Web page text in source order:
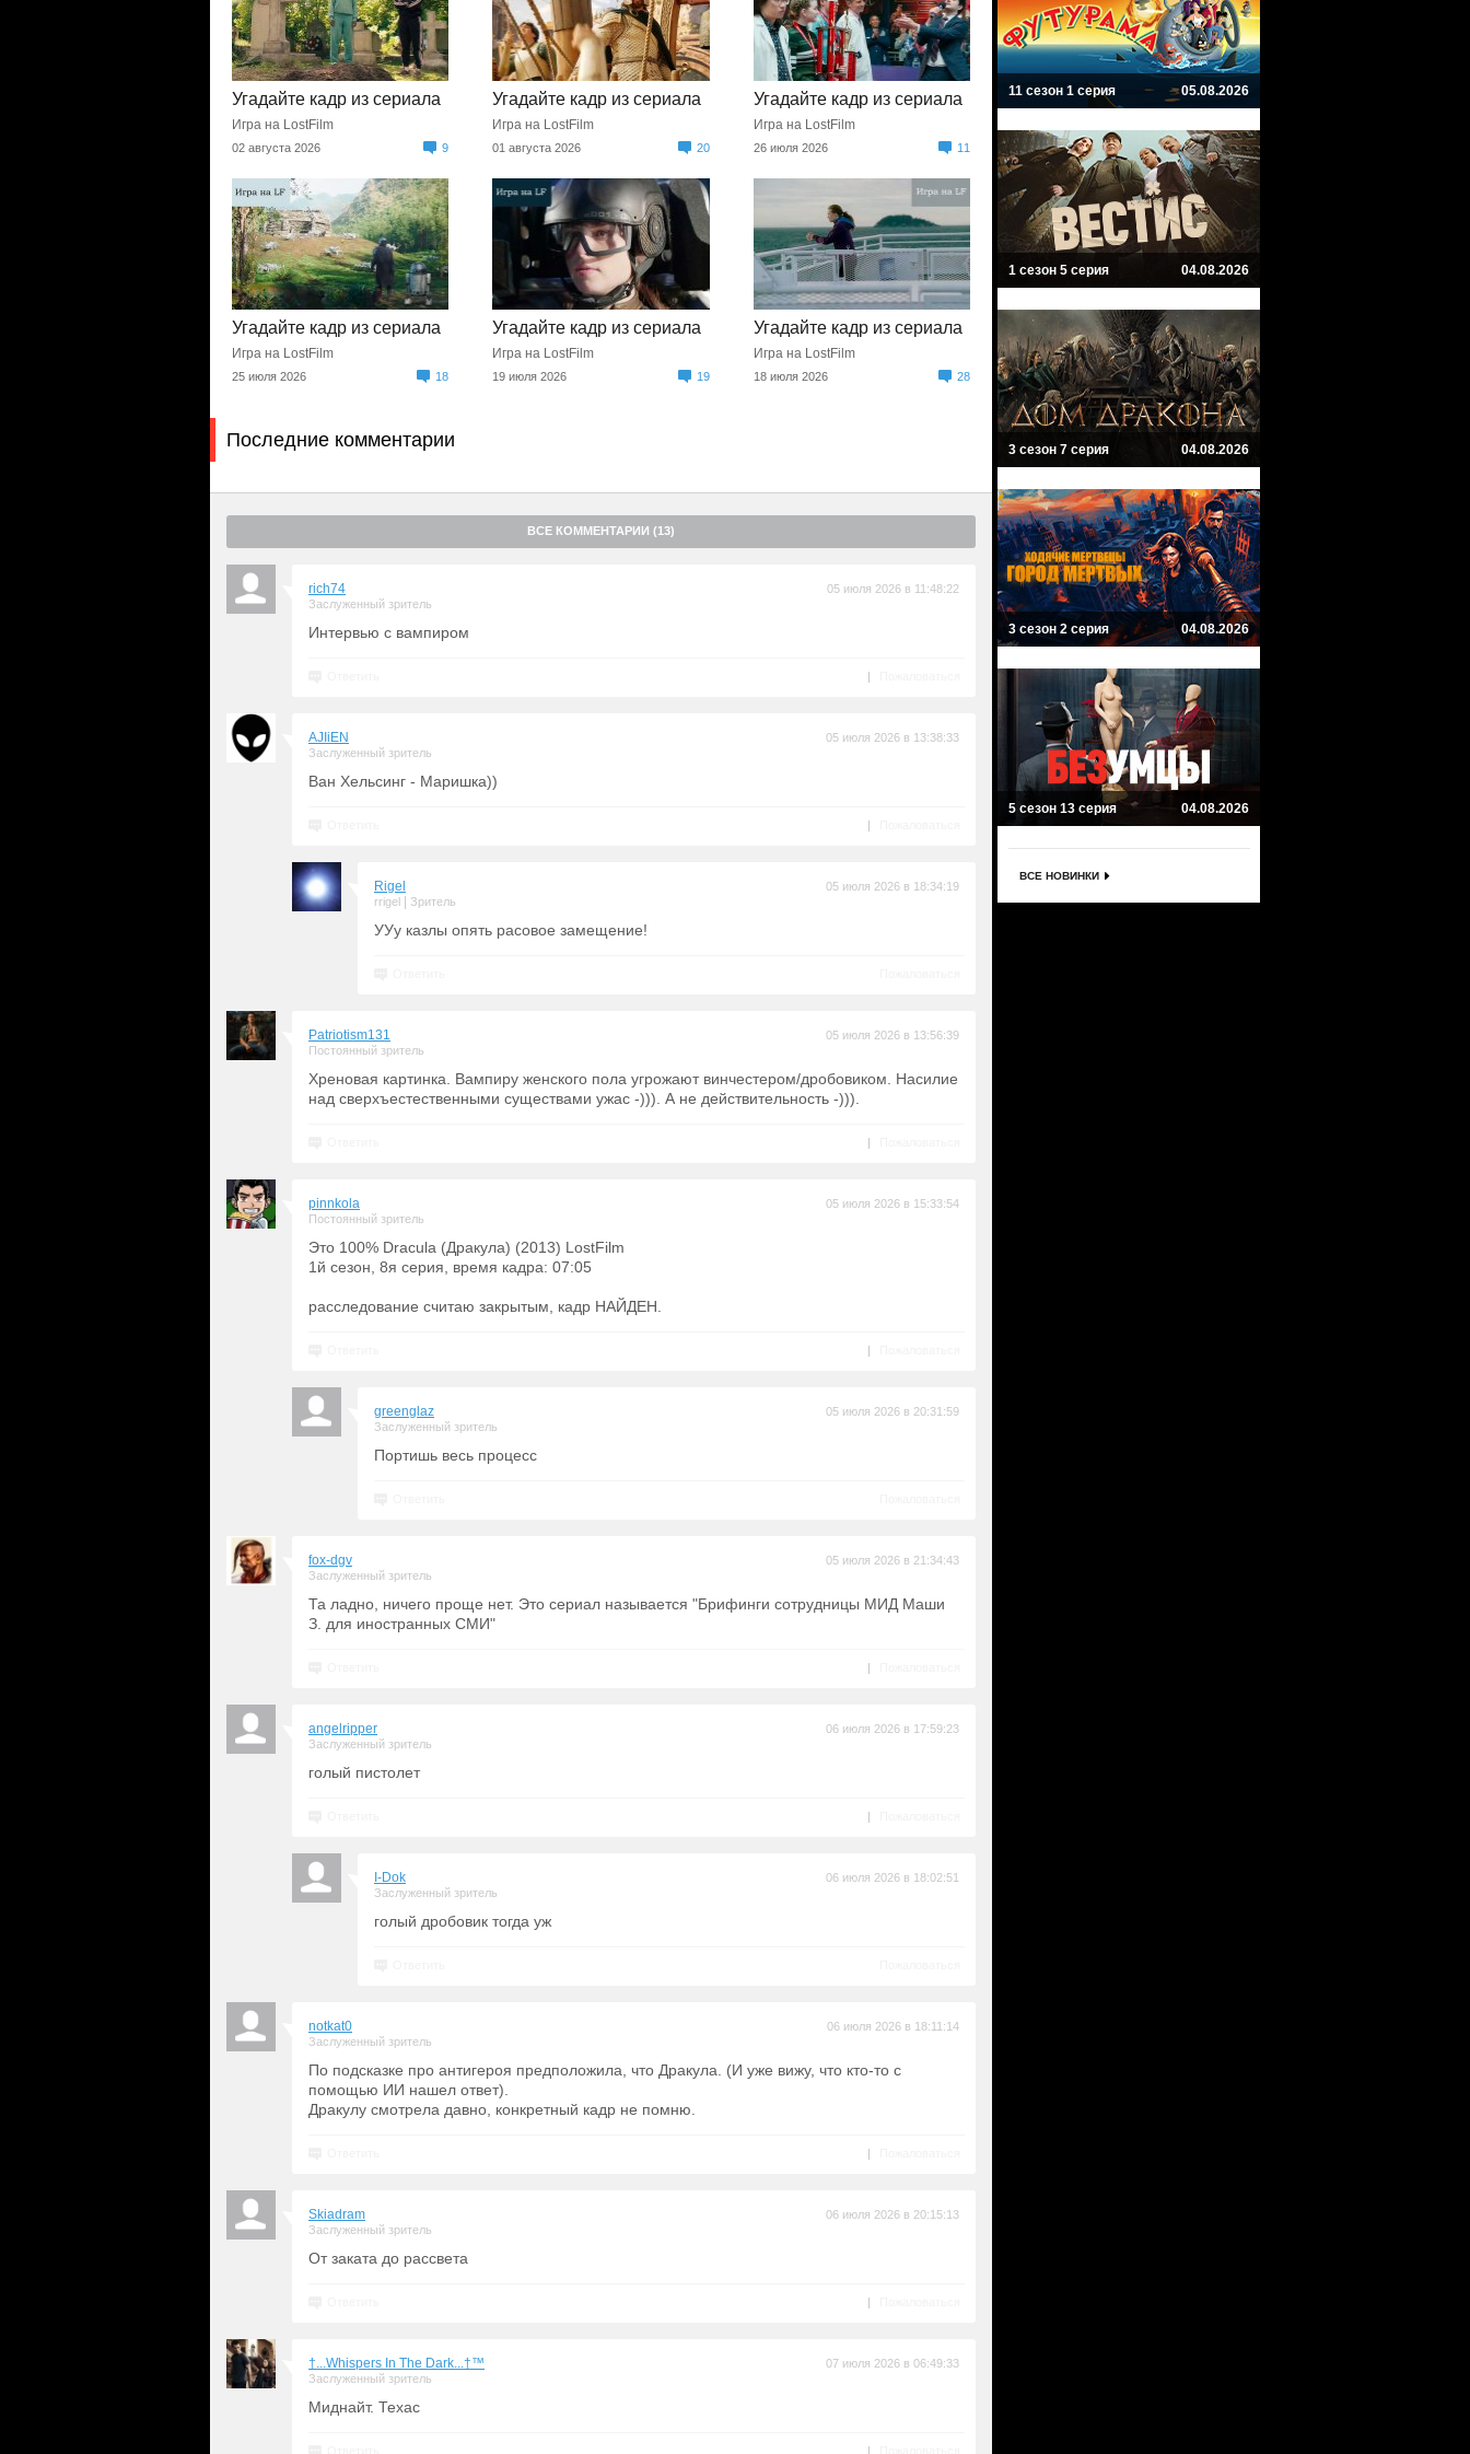
Угадайте кадр из сериала
Игра на LostFilm
02 августа 2026 9
Угадайте кадр из сериала
Игра на LostFilm
01 августа 2026 20
Угадайте кадр из сериала
Игра на LostFilm
26 июля 2026 11
Угадайте кадр из сериала
Игра на LostFilm
25 июля 2026 18
Угадайте кадр из сериала
Игра на LostFilm
19 июля 2026 19
Угадайте кадр из сериала
Игра на LostFilm
18 июля 2026 28
Последние комментарии
ВСЕ КОММЕНТАРИИ (13)
rich74
Заслуженный зритель
05 июля 2026 в 11:48:22
Интервью с вампиром
|
AJIiEN
Заслуженный зритель
05 июля 2026 в 13:38:33
Ван Хельсинг - Маришка))
|
Rigel
rrigel Зритель
05 июля 2026 в 18:34:19
УУу казлы опять расовое замещение!
Patriotism131
Постоянный зритель
05 июля 2026 в 13:56:39
Хреновая картинка. Вампиру женского пола угрожают винчестером/дробовиком. Насилие
над сверхъестественными существами ужас -))). А не действительность -))).
|
pinnkola
Постоянный зритель
05 июля 2026 в 15:33:54
Это 100% Dracula (Дракула) (2013) LostFilm
1й сезон, 8я серия, время кадра: 07:05
расследование считаю закрытым, кадр НАЙДЕН.
|
greenglaz
Заслуженный зритель
05 июля 2026 в 20:31:59
Портишь весь процесс
fox-dgv
Заслуженный зритель
05 июля 2026 в 21:34:43
Та ладно, ничего проще нет. Это сериал называется "Брифинги сотрудницы МИД Маши
З. для иностранных СМИ"
|
angelripper
Заслуженный зритель
06 июля 2026 в 17:59:23
голый пистолет
|
I-Dok
Заслуженный зритель
06 июля 2026 в 18:02:51
голый дробовик тогда уж
notkat0
Заслуженный зритель
06 июля 2026 в 18:11:14
По подсказке про антигероя предположила, что Дракула. (И уже вижу, что кто-то с
помощью ИИ нашел ответ).
Дракулу смотрела давно, конкретный кадр не помню.
|
Skiadram
Заслуженный зритель
06 июля 2026 в 20:15:13
От заката до рассвета
|
†...Whispers In The Dark...†™
Заслуженный зритель
07 июля 2026 в 06:49:33
Миднайт. Техас
|
11 сезон 1 серия 05.08.2026
1 сезон 5 серия 04.08.2026
3 сезон 7 серия 04.08.2026
3 сезон 2 серия 04.08.2026
5 сезон 13 серия 04.08.2026
ВСЕ НОВИНКИ